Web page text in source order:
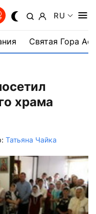
RU
Святая Гора
храма
Татьяна Чайка